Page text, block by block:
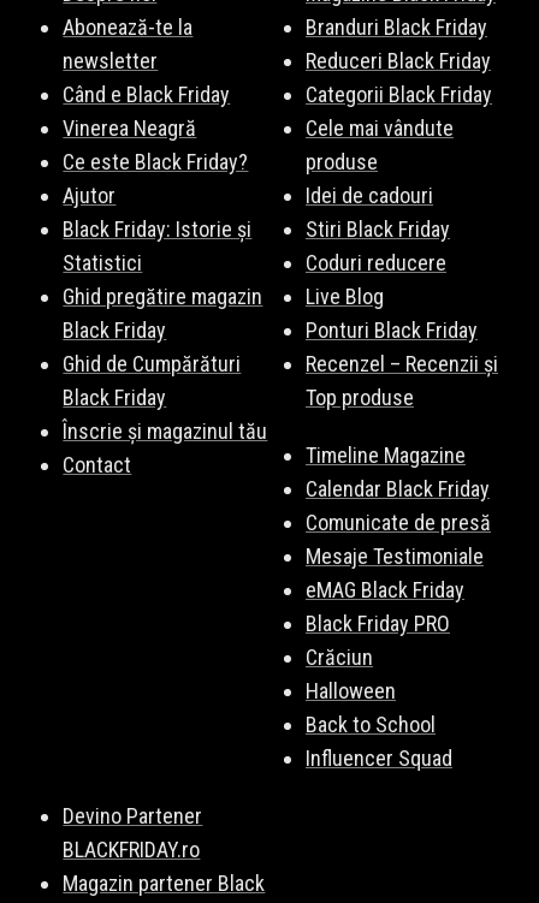
viața ta. Iată care sunt magazinele online în care poți găsi cadoul
la care visezi pentru mama ta. Principalele magazine
recomandate sunt:
OTTER,evoMAG,Libris, și
multe altele. Vezi lista completă
Abonează-te la
newsletter
Când e Black Friday
Vinerea Neagră
Ce este Black Friday?
Ajutor
Black Friday: Istorie și
Statistici
Ghid pregătire magazin
Black Friday
Ghid de Cumpărături
Black Friday
Înscrie și magazinul tău
Contact
Branduri Black Friday
Reduceri Black Friday
Categorii Black Friday
Cele mai vândute
produse
Idei de cadouri
Stiri Black Friday
Coduri reducere
Live Blog
Ponturi Black Friday
Recenzel – Recenzii și
Top produse
Timeline Magazine
Calendar Black Friday
Comunicate de presă
Mesaje Testimoniale
eMAG Black Friday
Black Friday PRO
Crăciun
Halloween
Back to School
Influencer Squad
Devino Partener
BLACKFRIDAY.ro
Magazin partener Black